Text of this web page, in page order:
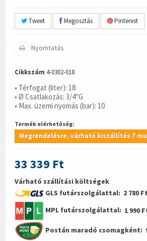
Tweet Megosztás Pinterest
Nyomtatás
Cikkszám 4-0302-018
• Térfogat (liter): 18
• Ø Csatlakozás: 3/4"G
• Max. üzemi nyomás (bar): 10
Termék elérhetőség:
Megrendelésre, várható kiszállítás 7
33 339 Ft
Várható szállítási költségek
GLS futárszolgálattal: 2 780 Ft
MPL futárszolgálattal: 1 990
Postán maradó csomagként: